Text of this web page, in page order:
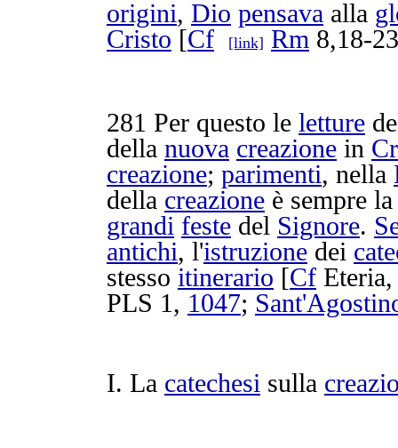
origini, Dio pensava alla
Cristo [Cf [link] Rm 8,18-
281 Per questo le letture
della nuova creazione in
creazione; parimenti, nella
della creazione è sempre
grandi feste del Signore.
antichi, l'istruzione dei
stesso itinerario [Cf Eteria
PLS 1, 1047; Sant'
I. La catechesi sulla